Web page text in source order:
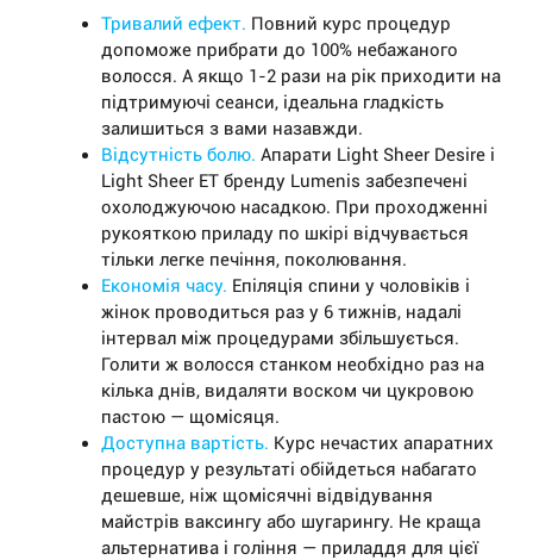
Тривалий ефект. Повний курс процедур
допоможе прибрати до 100% небажаного
волосся. А якщо 1-2 рази на рік приходити на
підтримуючі сеанси, ідеальна гладкість
залишиться з вами назавжди.
Відсутність болю. Апарати Light Sheer Desire і
Light Sheer ET бренду Lumenis забезпечені
охолоджуючою насадкою. При проходженні
рукояткою приладу по шкірі відчувається
тільки легке печіння, поколювання.
Економія часу. Епіляція спини у чоловіків і
жінок проводиться раз у 6 тижнів, надалі
інтервал між процедурами збільшується.
Голити ж волосся станком необхідно раз на
кілька днів, видаляти воском чи цукровою
пастою — щомісяця.
Доступна вартість. Курс нечастих апаратних
процедур у результаті обійдеться набагато
дешевше, ніж щомісячні відвідування
майстрів ваксингу або шугарингу. Не краща
альтернатива і гоління — приладдя для цієї